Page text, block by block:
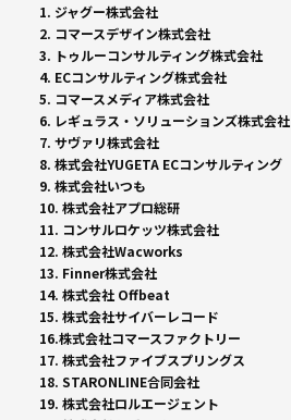
1. ジャグー株式会社
2. コマースデザイン株式会社
3. トゥルーコンサルティング株式会社
4. ECコンサルティング株式会社
5. コマースメディア株式会社
6. レギュラス・ソリューションズ株式会社
7. サヴァリ株式会社
8. 株式会社YUGETA ECコンサルティング
9. 株式会社いつも
10. 株式会社アプロ総研
11. コンサルロケッツ株式会社
12. 株式会社Wacworks
13. Finner株式会社
14. 株式会社 Offbeat
15. 株式会社サイバーレコード
16.株式会社コマースファクトリー
17. 株式会社ファイブスプリングス
18. STARONLINE合同会社
19. 株式会社ロルエージェント